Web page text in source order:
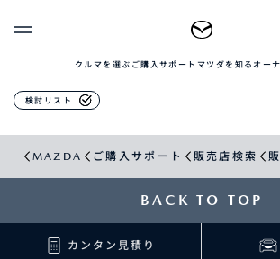
クルマを選ぶ ご購入サポート マツダを知る オー
検討リスト
クルマ購入ガイド
新規会員登録
QRコード
登録情報の変更
お知らせ配信の登録・解除
ログアウト
販売店検索
MAZDA ご購入サポート 販売店検索
BACK TO TOP
カンタン見積り